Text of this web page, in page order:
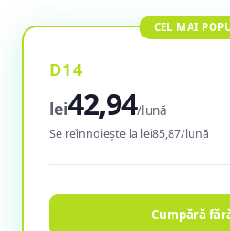
D14
lei42,94/lună
Se reînnoiește la lei85,87/lună
Cumpără